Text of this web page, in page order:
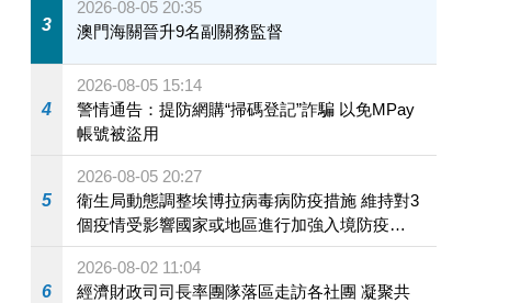
3
2026-08-05 20:35
澳門海關晉升9名副關務監督
4
2026-08-05 15:14
警情通告：提防網購“掃碼登記”詐騙 以免MPay
帳號被盜用
5
2026-08-05 20:27
衛生局動態調整埃博拉病毒病防疫措施 維持對3
個疫情受影響國家或地區進行加強入境防疫措
施
6
2026-08-02 11:04
經濟財政司司長率團隊落區走訪各社團 凝聚共